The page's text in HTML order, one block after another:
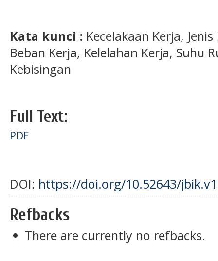
Kata kunci : Kecelakaan Kerja,
Beban Kerja, Kelelahan Kerja, Suhu
Kebisingan
Full Text:
PDF
DOI: https://doi.org/10.52643/
Refbacks
There are currently no refbacks.